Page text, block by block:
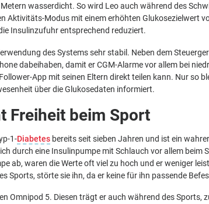
wasserdicht. So wird Leo auch während des
Aktivitäts-Modus mit einem erhöhten Glukosezielwert
Insulinzufuhr entsprechend reduziert.
des Systems sehr stabil. Neben dem
dabeihaben, damit er CGM-Alarme vor allem bei
App mit seinen Eltern direkt teilen kann. Nur so
über die Glukosedaten informiert.
Freiheit beim Sport
1-Diabetes bereits seit sieben Jahren und ist ein wahrer
durch eine Insulinpumpe mit Schlauch vor allem beim
ab, waren die Werte oft viel zu hoch und er weniger
Sports, störte sie ihn, da er keine für ihn passende
Omnipod 5. Diesen trägt er auch während des Sports,